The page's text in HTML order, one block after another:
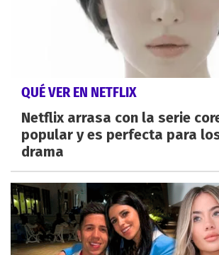
QUÉ VER EN NETFLIX
Netflix arrasa con la serie
popular y es perfecta para
drama